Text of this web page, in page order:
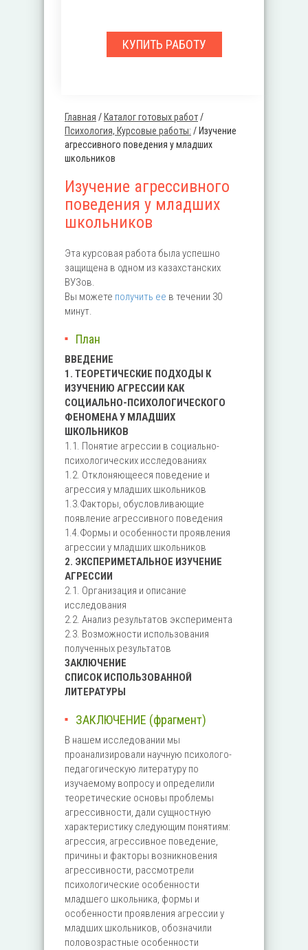
Вы здесь
Главная / Каталог готовых работ/
Психология, Курсовые работы: / Изучение
агрессивного поведения у младших
школьников
Изучение агрессивного
поведения у младших
школьников
Эта курсовая работа была успешно
защищена в одном из казахстанских
ВУЗов.
Вы можете получить ее в течении 30
минут.
План
ВВЕДЕНИЕ
1. ТЕОРЕТИЧЕСКИЕ ПОДХОДЫ К
ИЗУЧЕНИЮ АГРЕССИИ КАК
СОЦИАЛЬНО-ПСИХОЛОГИЧЕСКОГО
ФЕНОМЕНА У МЛАДШИХ
ШКОЛЬНИКОВ
1.1. Понятие агрессии в социально-
психологических исследованиях
1.2. Отклоняющееся поведение и
агрессия у младших школьников
1.3.Факторы, обусловливающие
появление агрессивного поведения
1.4.Формы и особенности проявления
агрессии у младших школьников
2. ЭКСПЕРИМЕТАЛЬНОЕ ИЗУЧЕНИЕ
АГРЕССИИ
2.1. Организация и описание
исследования
2.2. Анализ результатов эксперимента
2.3. Возможности использования
полученных результатов
ЗАКЛЮЧЕНИЕ
СПИСОК ИСПОЛЬЗОВАННОЙ
ЛИТЕРАТУРЫ
ЗАКЛЮЧЕНИЕ (фрагмент)
В нашем исследовании мы
проанализировали научную психолого-
педагогическую литературу по
изучаемому вопросу и определили
теоретические основы проблемы
агрессивности, дали сущностную
характеристику следующим понятиям:
агрессия, агрессивное поведение,
причины и факторы возникновения
агрессивности, рассмотрели
психологические особенности
младшего школьника, формы и
особенности проявления агрессии у
младших школьников, обозначили
половозрастные особенности
КУПИТЬ РАБОТУ